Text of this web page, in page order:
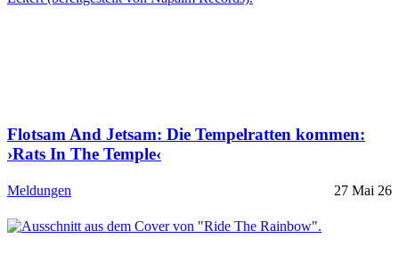
Flotsam And Jetsam: Die Tempelratten kommen:
›Rats In The Temple‹
Meldungen 27 Mai 26